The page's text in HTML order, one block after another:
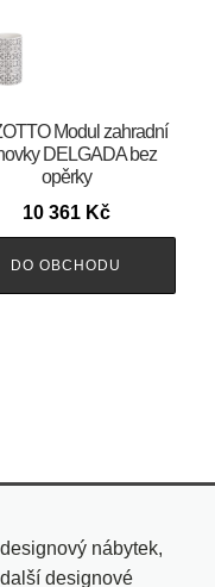
Modul zahradní
DELGADA bez
opěrky
10 361 Kč
DO OBCHODU
nábytek,
designové